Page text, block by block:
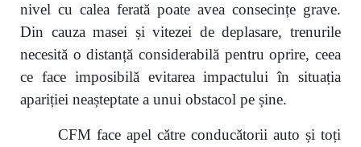
nivel cu calea ferată poate avea consecințe grave.
Din cauza masei și vitezei de deplasare, trenurile
necesită o distanță considerabilă pentru oprire, ceea
ce face imposibilă evitarea impactului în situația
apariției neașteptate a unui obstacol pe șine.
CFM face apel către conducătorii auto și toți